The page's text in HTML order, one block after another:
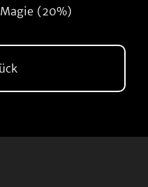
(20%)